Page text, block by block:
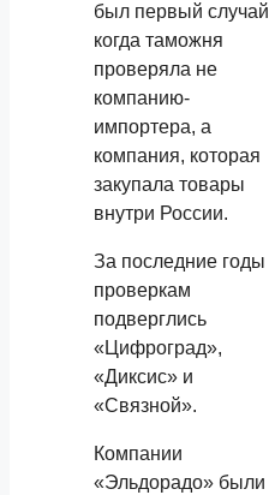
был первый случай
когда таможня
проверяла не
компанию-
импортера, а
компания, которая
закупала товары
внутри России.
За последние годы
проверкам
подверглись
«Цифроград»,
«Диксис» и
«Связной».
Компании
«Эльдорадо» были